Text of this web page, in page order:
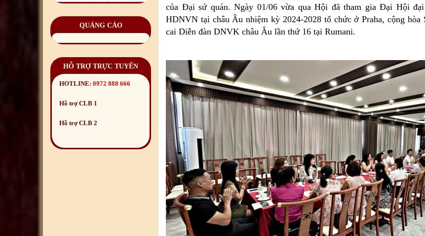
QUẢNG CÁO
HỖ TRỢ TRỰC TUYẾN
HOTLINE: 0972 888 666
Hỗ trợ CLB 1
Hỗ trợ CLB 2
của Đại sứ quán. Ngày 01/06 vừa qua Hội đã tham gia Đại Hội
HDNVN tại châu Âu nhiệm kỳ 2024-2028 tổ chức ở Praha, cộng hòa
cai Diễn đàn DNVK châu Âu lần thứ 16 tại Rumani.